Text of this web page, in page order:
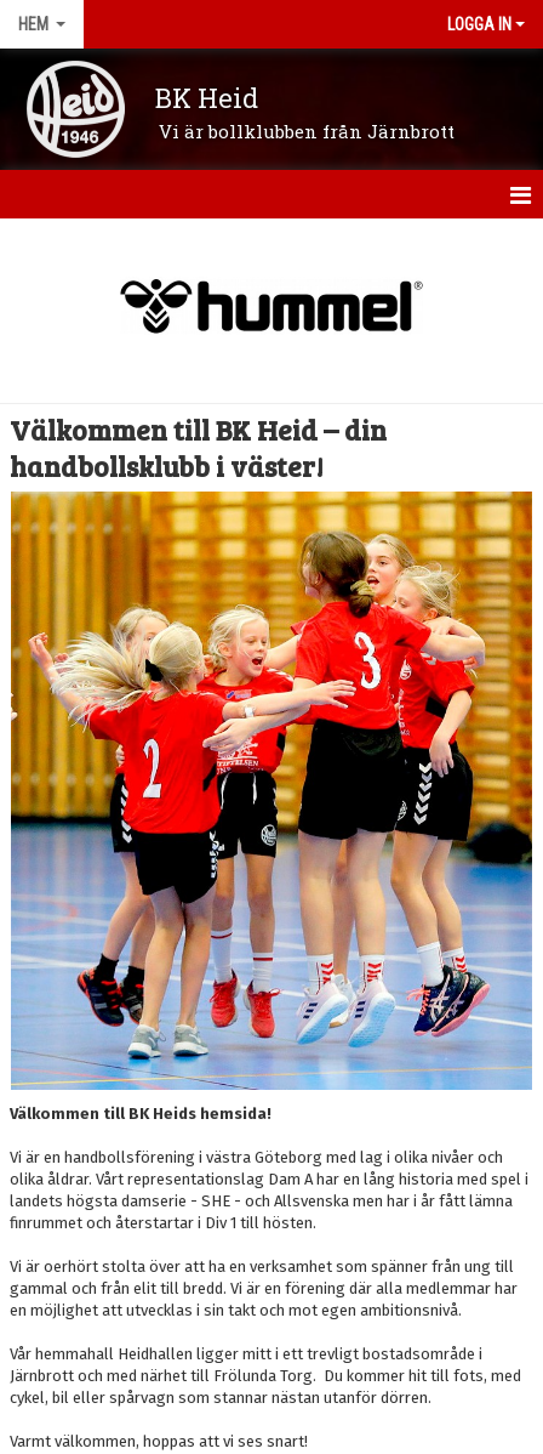
HEM LOGGA IN
BK Heid
Vi är bollklubben från Järnbrott
KONTAKT
KALENDER
NYFIKEN PÅ HANDBOLL
HEID CUPEN
STÖTTA BK HEID - BLI MEDLEM!
HANDBOLLSGYMNASIUM
DIGITALT MATCHPROGRAM
Välkommen till BK Heid – din
handbollsklubb i väster!
Välkommen till BK Heids hemsida!
Vi är en handbollsförening i västra Göteborg med lag i olika nivåer och
olika åldrar. Vårt representationslag Dam A har en lång historia med spel i
landets högsta damserie - SHE - och Allsvenska men har i år fått lämna
finrummet och återstartar i Div 1 till hösten.
Vi är oerhört stolta över att ha en verksamhet som spänner från ung till
gammal och från elit till bredd. Vi är en förening där alla medlemmar har
en möjlighet att utvecklas i sin takt och mot egen ambitionsnivå.
Vår hemmahall Heidhallen ligger mitt i ett trevligt bostadsområde i
Järnbrott och med närhet till Frölunda Torg. Du kommer hit till fots, med
cykel, bil eller spårvagn som stannar nästan utanför dörren.
Varmt välkommen, hoppas att vi ses snart!